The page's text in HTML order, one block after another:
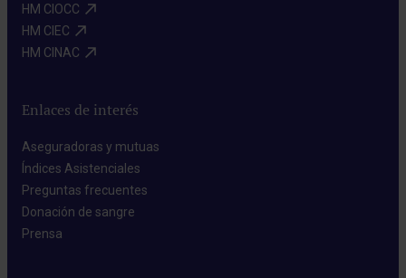
HM CIOCC​
HM CIEC​
HM CINAC​
Enlaces de interés
Aseguradoras y mutuas​
Índices Asistenciales​
Preguntas frecuentes​
Donación de sangre​
Prensa​